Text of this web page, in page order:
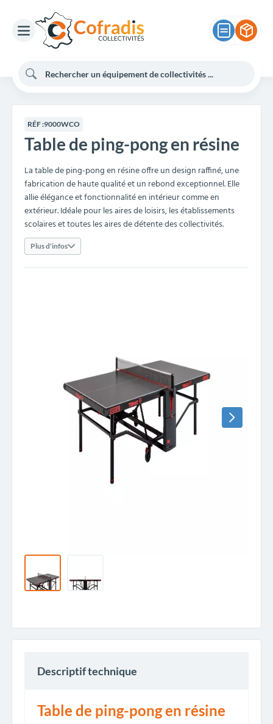
RÉF :9000WCO
Table de ping-pong en résine
La table de ping-pong en résine offre un design raffiné, une
fabrication de haute qualité et un rebond exceptionnel. Elle
allie élégance et fonctionnalité en intérieur comme en
extérieur. Idéale pour les aires de loisirs, les établissements
scolaires et toutes les aires de détente des collectivités.
Plus d'infos
Descriptif technique
Table de ping-pong en résine